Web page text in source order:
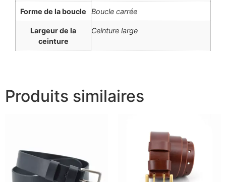
Forme de la boucle Boucle carrée
Largeur de la
ceinture
Ceinture large
Produits similaires